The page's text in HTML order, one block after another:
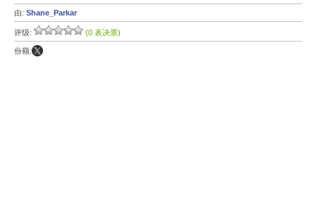
由: Shane_Parkar
评级: (0 表决票)
份额: